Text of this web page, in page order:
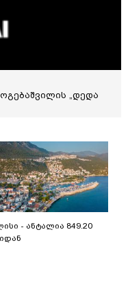
„დედა
- ანტალია 849.20